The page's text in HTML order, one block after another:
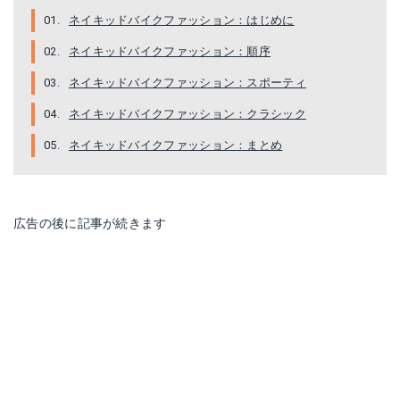
ネイキッドバイクファッション：はじめに
ネイキッドバイクファッション：順序
ネイキッドバイクファッション：スポーティ
ネイキッドバイクファッション：クラシック
ネイキッドバイクファッション：まとめ
広告の後に記事が続きます